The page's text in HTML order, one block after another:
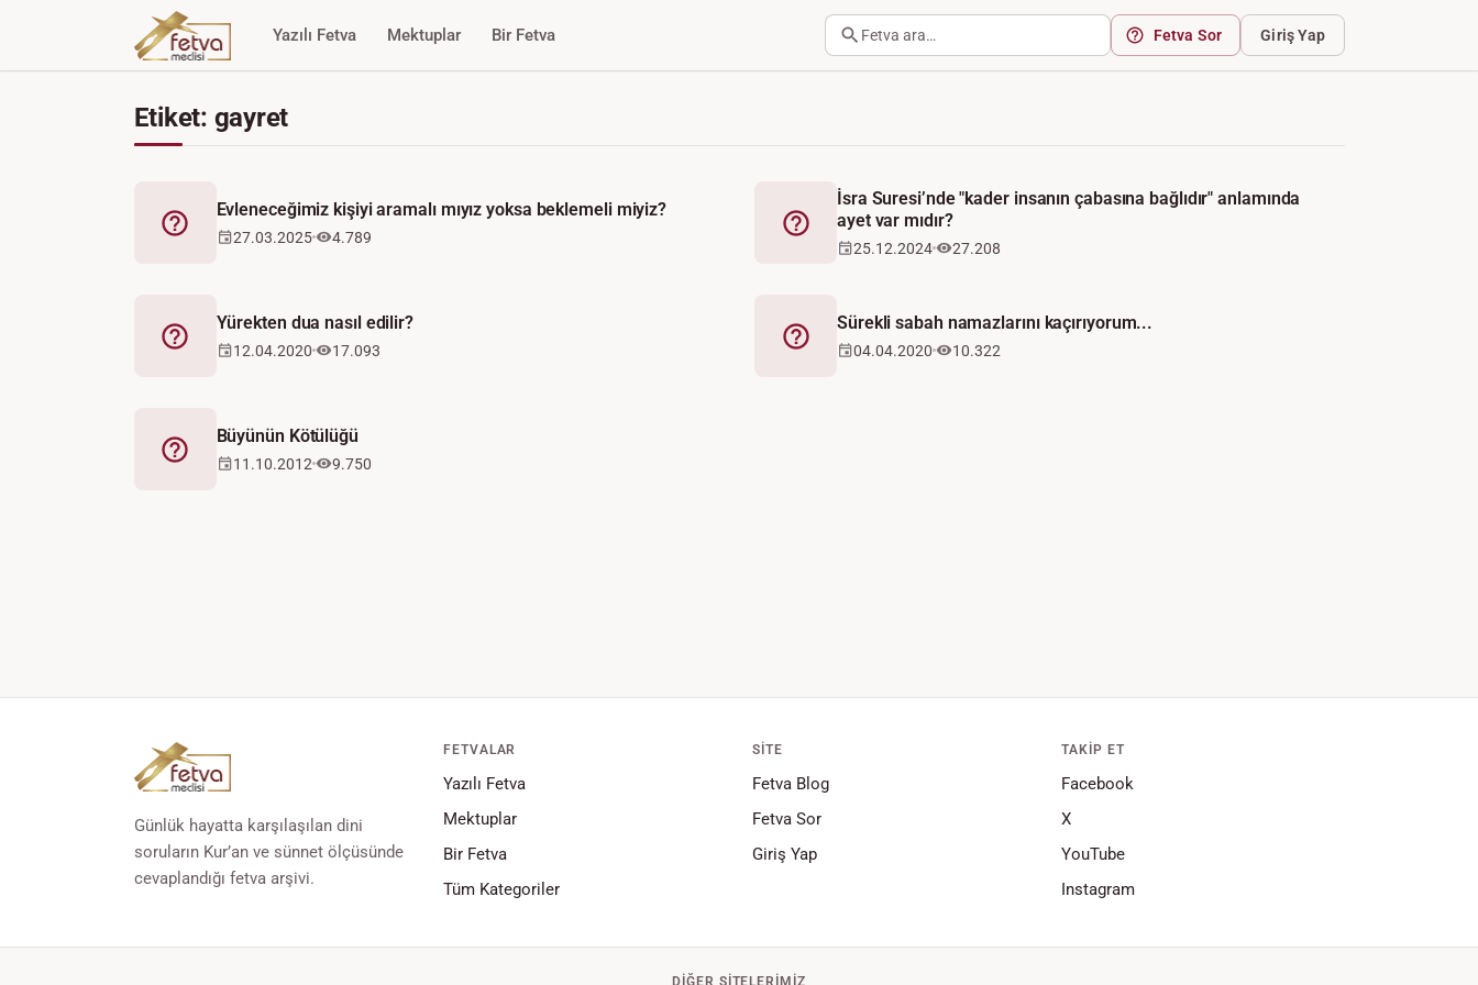
Yazılı Fetva Mektuplar Bir Fetva Fetva ara… Fetva Sor Giriş Yap
Etiket: gayret
Fetva
Evleneceğimiz kişiyi aramalı mıyız yoksa beklemeli miyiz?
27.03.2025 4.789 Fetva
İsra Suresi’nde "kader insanın çabasına bağlıdır" anlamında
ayet var mıdır?
25.12.2024 27.208
Fetva
Yürekten dua nasıl edilir?
12.04.2020 17.093 Fetva
Sürekli sabah namazlarını kaçırıyorum...
04.04.2020 10.322
Fetva
Büyünün Kötülüğü
11.10.2012 9.750
Günlük hayatta karşılaşılan dini
soruların Kur’an ve sünnet ölçüsünde
cevaplandığı fetva arşivi.
FETVALAR
Yazılı Fetva
Mektuplar
Bir Fetva
Tüm Kategoriler
SITE
Fetva Blog
Fetva Sor
Giriş Yap
TAKIP ET
Facebook
X
YouTube
Instagram
DIĞER SITELERIMIZ